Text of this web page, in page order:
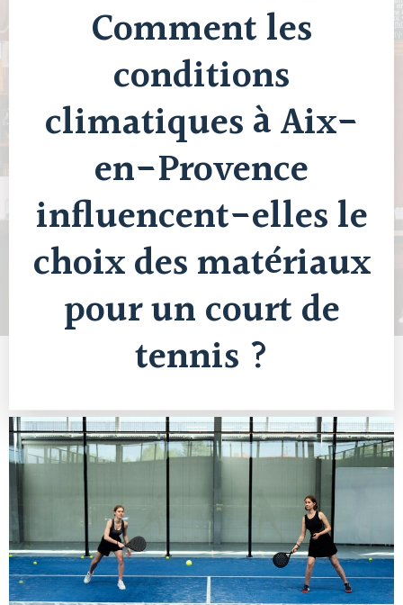
Comment les
conditions
climatiques à Aix-
en-Provence
influencent-elles le
choix des matériaux
pour un court de
tennis ?